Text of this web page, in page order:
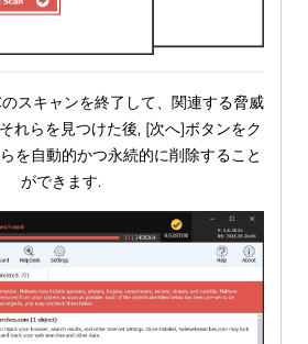
スキャンを終了して、関連する脅威
れらを見つけた後, [次へ]ボタンをク
を自動的かつ永続的に削除すること
ができます.